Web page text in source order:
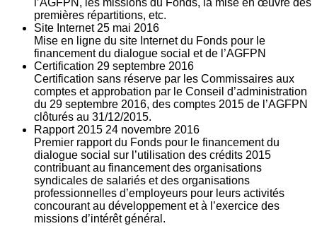
l’AGFPN, les missions du Fonds, la mise en œuvre des
premières répartitions, etc.
Site Internet 25 mai 2016
Mise en ligne du site Internet du Fonds pour le
financement du dialogue social et de l’AGFPN
Certification 29 septembre 2016
Certification sans réserve par les Commissaires aux
comptes et approbation par le Conseil d’administration
du 29 septembre 2016, des comptes 2015 de l’AGFPN
clôturés au 31/12/2015.
Rapport 2015 24 novembre 2016
Premier rapport du Fonds pour le financement du
dialogue social sur l’utilisation des crédits 2015
contribuant au financement des organisations
syndicales de salariés et des organisations
professionnelles d’employeurs pour leurs activités
concourant au développement et à l’exercice des
missions d’intérêt général.